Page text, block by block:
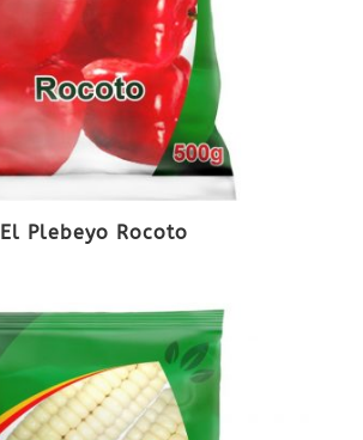
El Plebeyo Rocoto